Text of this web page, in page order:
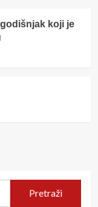
koji je
Pretraži